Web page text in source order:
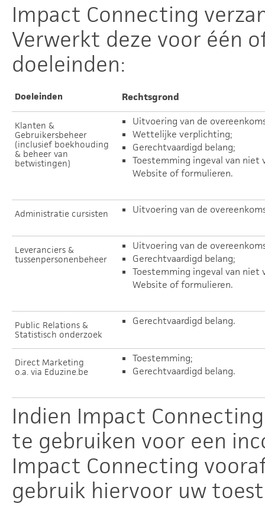
Impact Connecting
Verwerkt deze voor één
doeleinden:
Doeleinden Rechtsgrond
Klanten &
Gebruikersbeheer
(inclusief boekhouding
& beheer van
betwistingen)
Uitvoering van de
Wettelijke verplichting;
Gerechtvaardigd belang;
Toestemming ingeval van niet
Website of formulieren.
Administratie cursisten Uitvoering van de
Leveranciers &
tussenpersonenbeheer
Uitvoering van de
Gerechtvaardigd belang;
Toestemming ingeval van niet
Website of formulieren.
Public Relations &
Statistisch onderzoek
Gerechtvaardigd belang.
Direct Marketing
o.a. via Eduzine.be
Toestemming;
Gerechtvaardigd belang.
Indien Impact
te gebruiken voor een
Impact Connecting
gebruik hiervoor uw